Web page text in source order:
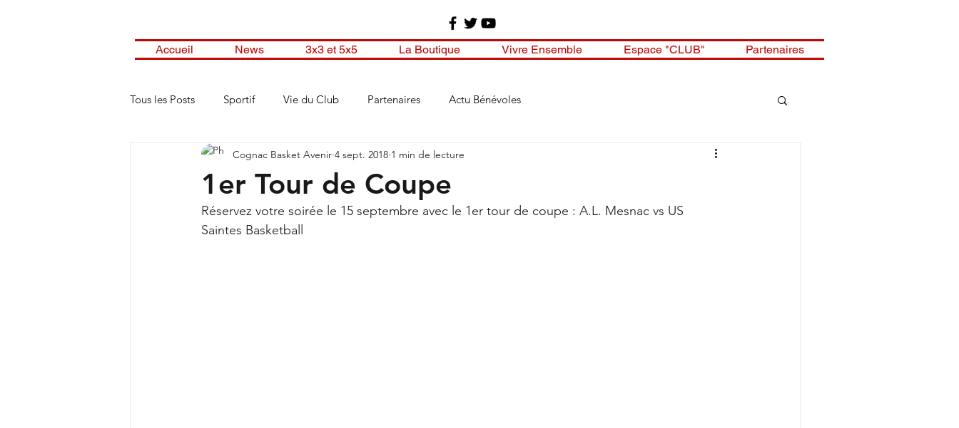
Accueil News 3x3 et 5x5 La Boutique Vivre Ensemble Espace "CLUB" Partenaires
Tous les Posts Sportif Vie du Club Partenaires Actu Bénévoles
1er Tour de Coupe
Cognac Basket Avenir 4 sept. 2018 1 min de lecture
Réservez votre soirée le 15 septembre avec le 1er tour de coupe : A.L. Mesnac vs US
Saintes Basketball